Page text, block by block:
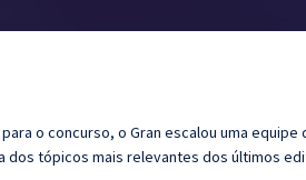
o concurso, o Gran escalou uma
dos tópicos mais relevantes dos últimos